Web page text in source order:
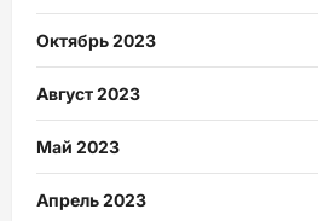
Октябрь 2023
Август 2023
Май 2023
Апрель 2023